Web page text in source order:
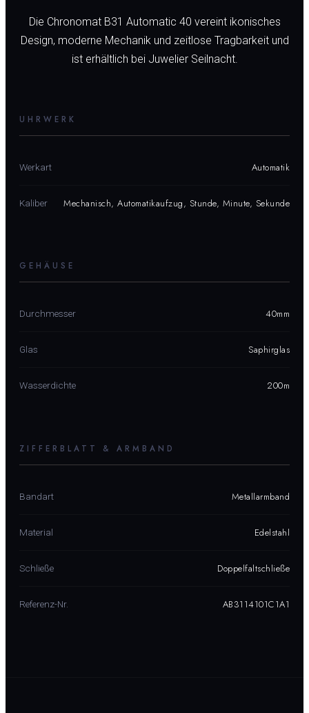
Die Chronomat B31 Automatic 40 vereint ikonisches
Design, moderne Mechanik und zeitlose Tragbarkeit und
ist erhältlich bei Juwelier Seilnacht.
UHRWERK
Werkart Automatik
Kaliber Mechanisch, Automatikaufzug, Stunde, Minute, Sekunde
GEHÄUSE
Durchmesser 40mm
Glas Saphirglas
Wasserdichte 200m
ZIFFERBLATT & ARMBAND
Bandart Metallarmband
Material Edelstahl
Schließe Doppelfaltschließe
Referenz-Nr. AB3114101C1A1